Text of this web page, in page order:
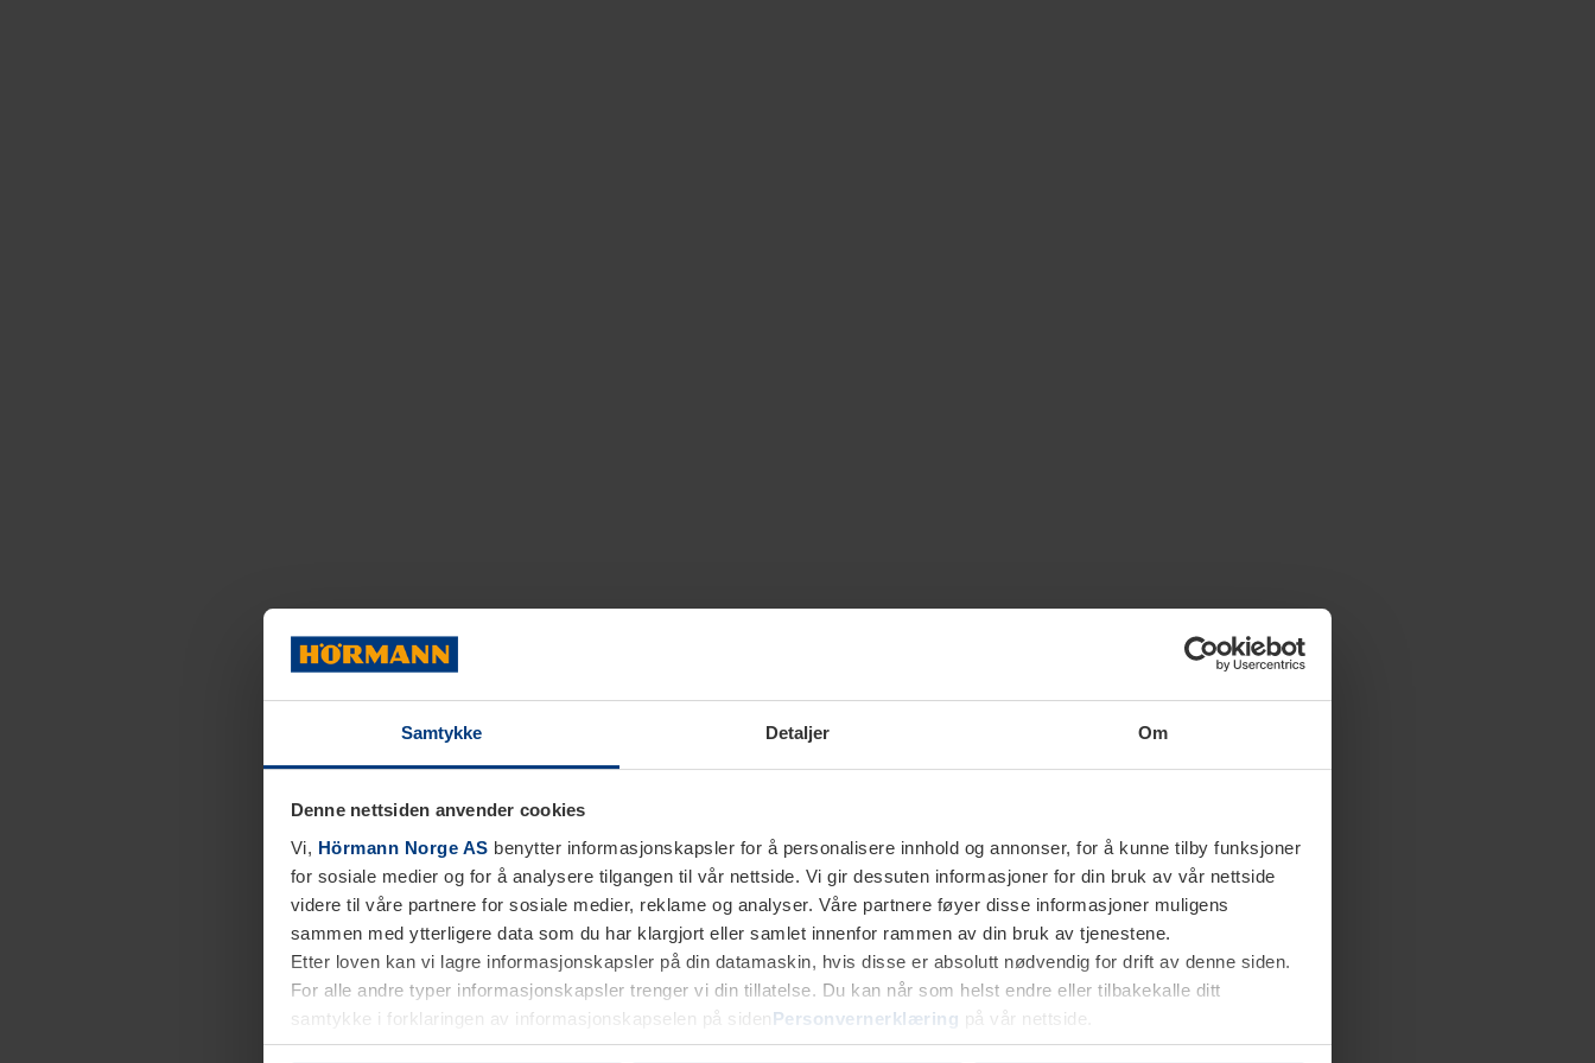
Samtykke Detaljer Om
Denne nettsiden anvender cookies
Vi, Hörmann Norge AS benytter informasjonskapsler for å personalisere innhold og annonser, for å kunne tilby funksjoner
for sosiale medier og for å analysere tilgangen til vår nettside. Vi gir dessuten informasjoner for din bruk av vår nettside
videre til våre partnere for sosiale medier, reklame og analyser. Våre partnere føyer disse informasjoner muligens
sammen med ytterligere data som du har klargjort eller samlet innenfor rammen av din bruk av tjenestene.
Etter loven kan vi lagre informasjonskapsler på din datamaskin, hvis disse er absolutt nødvendig for drift av denne siden.
For alle andre typer informasjonskapsler trenger vi din tillatelse. Du kan når som helst endre eller tilbakekalle ditt
samtykke i forklaringen av informasjonskapselen på sidenPersonvernerklæring på vår nettside.